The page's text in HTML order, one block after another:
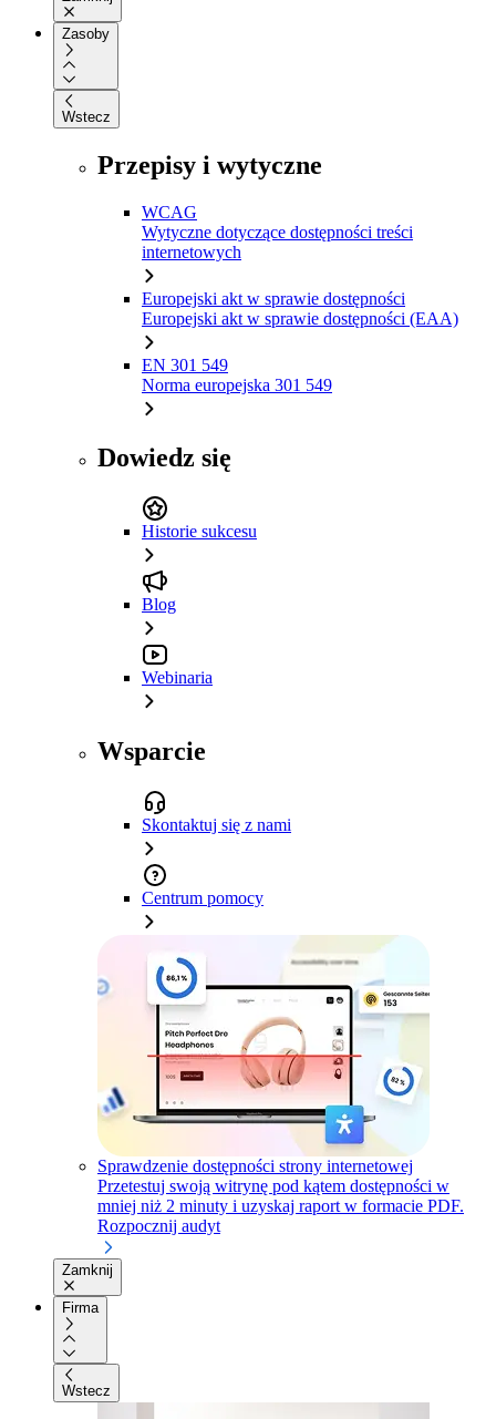
Zasoby
Wstecz
Przepisy i wytyczne
WCAG
Wytyczne dotyczące dostępności treści
internetowych
Europejski akt w sprawie dostępności
Europejski akt w sprawie dostępności (EAA)
EN 301 549
Norma europejska 301 549
Dowiedz się
Historie sukcesu
Blog
Webinaria
Wsparcie
Skontaktuj się z nami
Centrum pomocy
Sprawdzenie dostępności strony internetowej
Przetestuj swoją witrynę pod kątem dostępności w
mniej niż 2 minuty i uzyskaj raport w formacie PDF.
Rozpocznij audyt
Zamknij
Firma
Wstecz